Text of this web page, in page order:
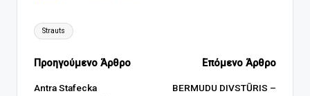
Ετικέτες:
Strauts
Πλοήγηση
δημοσιεύσεων
Προηγούμενο Άρθρο
Antra Stafecka
Επόμενο Άρθρο
BERMUDU DIVSTŪRIS –